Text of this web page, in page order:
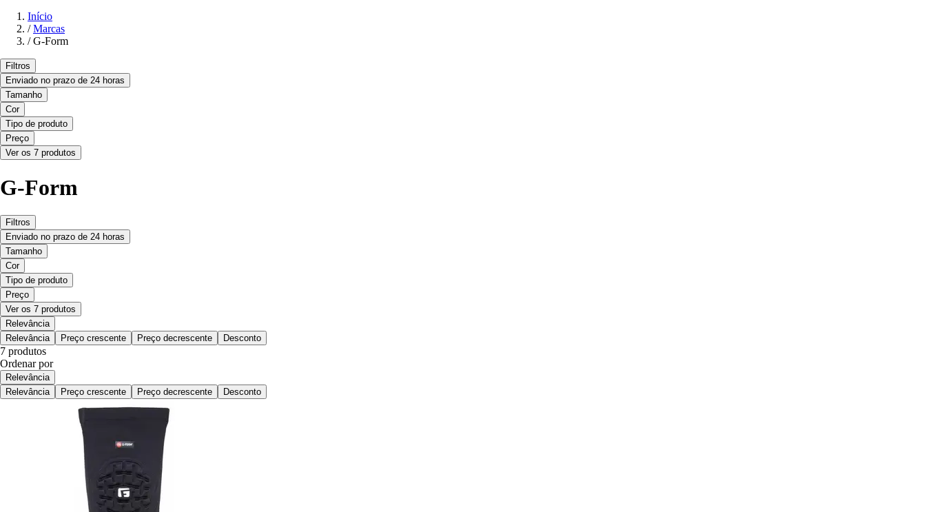
Início
/ Marcas
/ G-Form
Filtros
Enviado no prazo de 24 horas
Tamanho
Cor
Tipo de produto
Preço
Ver os 7 produtos
G-Form
Filtros
Enviado no prazo de 24 horas
Tamanho
Cor
Tipo de produto
Preço
Ver os 7 produtos
Relevância
Relevância
Preço crescente Preço decrescente Desconto
7 produtos
Ordenar por
Relevância
Relevância
Preço crescente Preço decrescente Desconto